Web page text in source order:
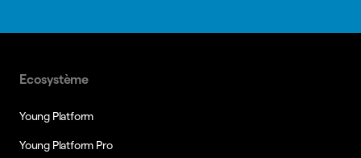
Ecosystème
Young Platform
Young Platform Pro